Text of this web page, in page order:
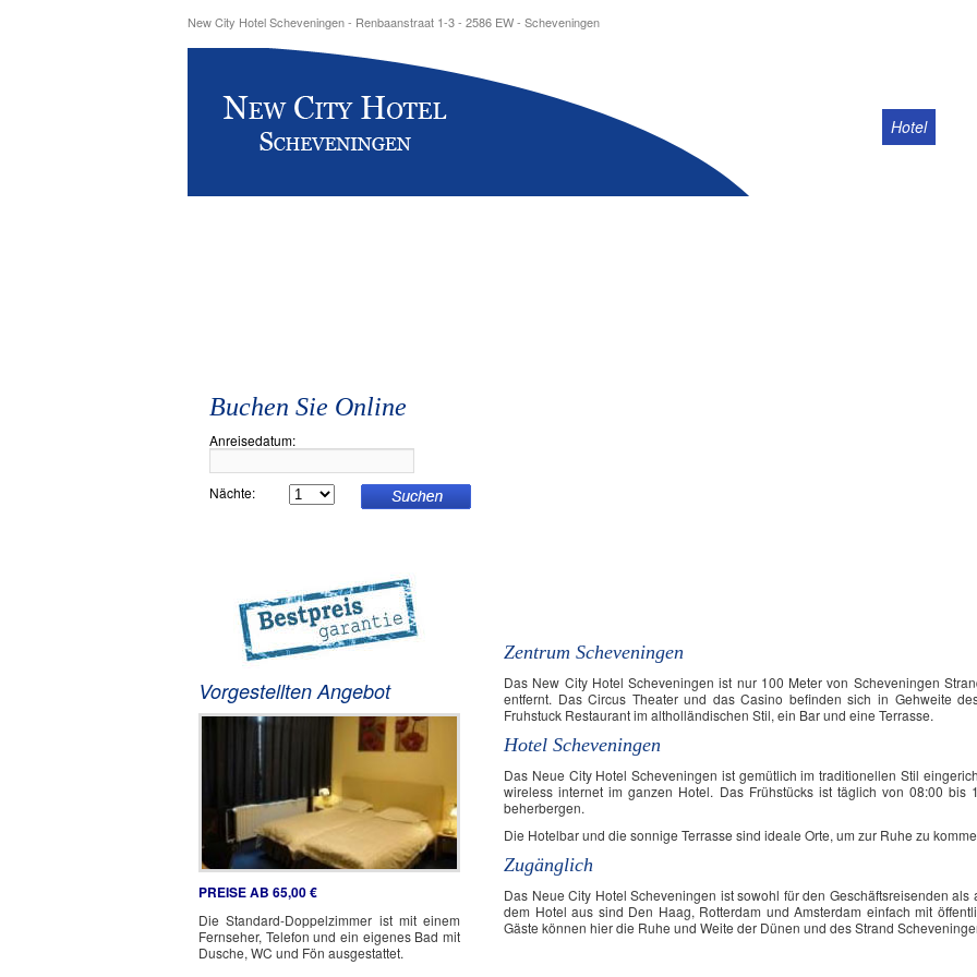
New City Hotel Scheveningen - Renbaanstraat 1-3 - 2586 EW - Scheveningen
Hotel
Buchen Sie Online
Anreisedatum:
Nächte:
Vorgestellten Angebot
PREISE AB 65,00 €
Die Standard-Doppelzimmer ist mit einem
Fernseher, Telefon und ein eigenes Bad mit
Dusche, WC und Fön ausgestattet.
Zentrum Scheveningen
Das New City Hotel Scheveningen ist nur 100 Meter von Scheveningen
entfernt. Das Circus Theater und das Casino befinden sich in Gehweite
Fruhstuck Restaurant im altholländischen Stil, ein Bar und eine Terrasse.
Hotel Scheveningen
Das Neue City Hotel Scheveningen ist gemütlich im traditionellen Stil
wireless internet im ganzen Hotel. Das Frühstücks ist täglich von 08:00
beherbergen.
Die Hotelbar und die sonnige Terrasse sind ideale Orte, um zur Ruhe zu
Zugänglich
Das Neue City Hotel Scheveningen ist sowohl für den Geschäftsreisenden
dem Hotel aus sind Den Haag, Rotterdam und Amsterdam einfach mit
Gäste können hier die Ruhe und Weite der Dünen und des Strand